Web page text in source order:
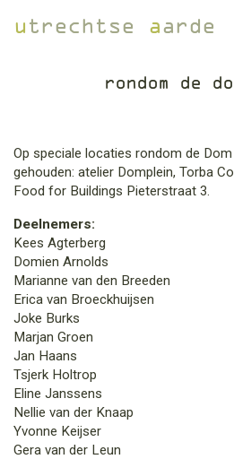
u trechtse aarde
rondom de
Op speciale locaties rondom de
gehouden: atelier Domplein, Torba
Food for Buildings Pieterstraat 3.
Deelnemers:
Kees Agterberg
Domien Arnolds
Marianne van den Breeden
Erica van Broeckhuijsen
Joke Burks
Marjan Groen
Jan Haans
Tsjerk Holtrop
Eline Janssens
Nellie van der Knaap
Yvonne Keijser
Gera van der Leun